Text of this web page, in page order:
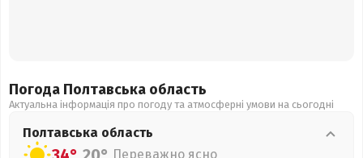
Погода Полтавська область
Актуальна інформація про погоду та атмосферні умови на сьогодні
Полтавська область
Переважно ясно